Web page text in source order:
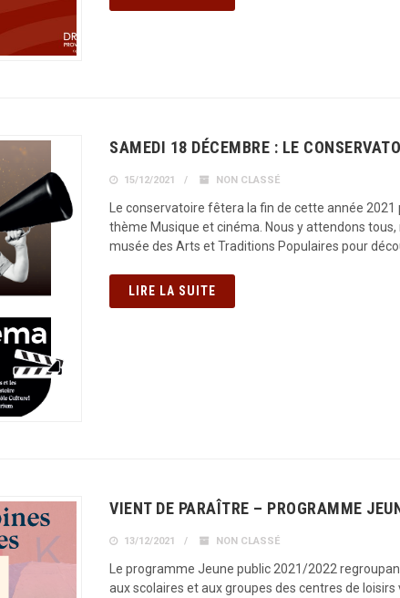
SAMEDI 18 DÉCEMBRE : LE
15/12/2021 NON CLASSÉ
Le conservatoire fêtera la fin de cette année
thème Musique et cinéma. Nous y attendons
musée des Arts et Traditions Populaires pour
LIRE LA SUITE
VIENT DE PARAÎTRE – PROGRAMME
13/12/2021 NON CLASSÉ
Le programme Jeune public 2021/2022
aux scolaires et aux groupes des centres de